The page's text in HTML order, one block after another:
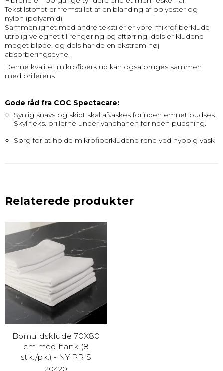
Tekstilstoffet er fremstillet af en blanding af polyester og
nylon (polyamid).
Sammenlignet med andre tekstiler er vore mikrofiberklude
utrolig velegnet til rengøring og aftørring, dels er kludene
meget bløde, og dels har de en ekstrem høj
absorberingsevne.
Denne kvalitet mikrofiberklud kan også bruges sammen
med brillerens.
Gode råd fra COC Spectacare:
Synlig snavs og skidt skal afvaskes forinden emnet pudses.
Skyl f.eks. brillerne under vandhanen forinden pudsning.
Sørg for at holde mikrofiberkludene rene ved hyppig vask
Relaterede produkter
Bomuldsklude 70X80
cm med hank (8
stk./pk.) - NY PRIS
20420